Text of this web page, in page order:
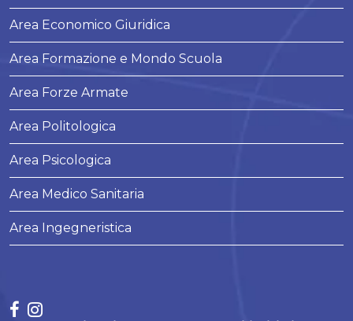
Area Economico Giuridica
Area Formazione e Mondo Scuola
Area Forze Armate
Area Politologica
Area Psicologica
Area Medico Sanitaria
Area Ingegneristica